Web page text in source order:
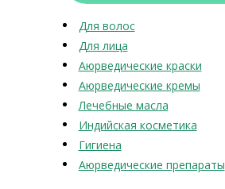
Для волос
Для лица
Аюрведические краски
Аюрведические кремы
Лечебные масла
Индийская косметика
Гигиена
Аюрведические препараты